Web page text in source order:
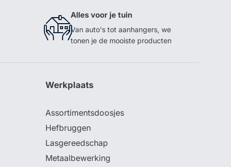
Alles voor je tuin
Van auto's tot aanhangers, we
tonen je de mooiste producten
Werkplaats
Assortimentsdoosjes
Hefbruggen
Lasgereedschap
Metaalbewerking